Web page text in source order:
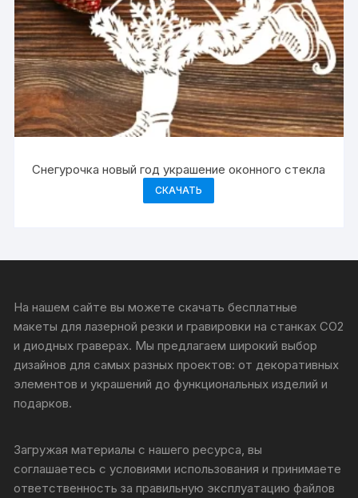
Снегурочка новый год украшение оконного стекла
СКАЧАТЬ
На нашем сайте вы можете скачать бесплатные
макеты для лазерной резки и гравировки на станках CO2
и диодных граверах. Мы предлагаем широкий выбор
дизайнов для самых разных проектов: от декоративных
элементов и украшений до функциональных изделий и
подарков.
Загружая материалы с нашего ресурса, вы
соглашаетесь с условиями использования и принимаете
ответственность за правильную эксплуатацию файлов